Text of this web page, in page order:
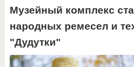
Музейный комплекс
народных ремесел и
"Дудутки"